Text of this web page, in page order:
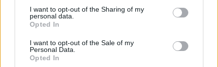
not limited to your visit or usage behaviour. You may click to
grant or deny consent to Google and its third-party tags to
use your data for below specified purposes in below Google
consent section.
I want to opt-out of the Sharing of my
personal data.
Opted In
I want to opt-out of the Sale of my
Personal Data.
Opted In
A kis pénzű látogatók, akik szeretnék a
legtöbbet kihozni londoni útjukból, a
különleges programokon kívül számíthatnak
a város sok, állandó ingyenes művészeti és
kulturális ajánlatára.